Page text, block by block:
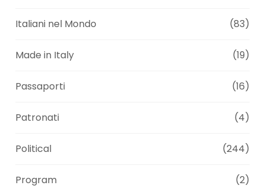
Italiani nel Mondo (83)
Made in Italy (19)
Passaporti (16)
Patronati (4)
Political (244)
Program (2)